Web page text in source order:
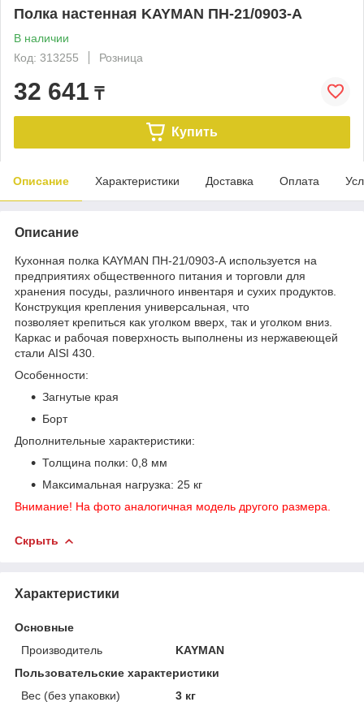
Полка настенная KAYMAN ПН-21/0903-А
В наличии
Код: 313255
Розница
32 641 ₸
Купить
Описание Характеристики Доставка Оплата
Описание
Кухонная полка KAYMAN ПН-21/0903-А используется на
предприятиях общественного питания и торговли для
хранения посуды, различного инвентаря и сухих продуктов.
Конструкция крепления универсальная, что
позволяет крепиться как уголком вверх, так и уголком вниз.
Каркас и рабочая поверхность выполнены из нержавеющей
стали AISI 430.
Особенности:
Загнутые края
Борт
Дополнительные характеристики:
Толщина полки: 0,8 мм
Максимальная нагрузка: 25 кг
Внимание! На фото аналогичная модель другого размера.
Скрыть
Характеристики
Основные
Производитель
KAYMAN
Пользовательские характеристики
Вес (без упаковки)
3 кг